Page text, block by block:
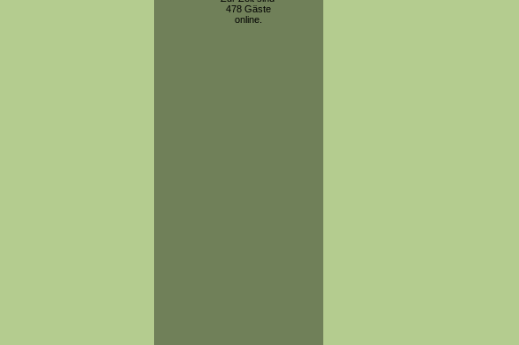
478 Gäste
online.